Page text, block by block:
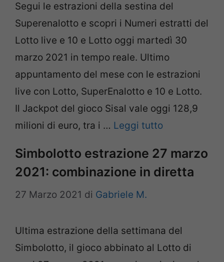
Segui le estrazioni della sestina del
Superenalotto e scopri i Numeri estratti del
Lotto live e 10 e Lotto oggi martedì 30
marzo 2021 in tempo reale. Ultimo
appuntamento del mese con le estrazioni
live con Lotto, SuperEnalotto e 10 e Lotto.
Il Jackpot del gioco Sisal vale oggi 128,9
milioni di euro, tra i … Leggi tutto
Simbolotto estrazione 27 marzo
2021: combinazione in diretta
27 Marzo 2021 di Gabriele M.
Ultima estrazione della settimana del
Simbolotto, il gioco abbinato al Lotto di